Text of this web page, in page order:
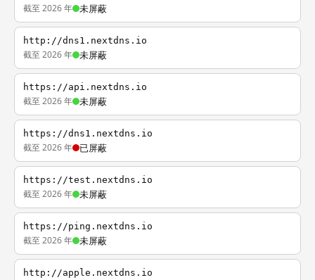
截至 2026 年 未屏蔽
http://dns1.nextdns.io
截至 2026 年 未屏蔽
https://api.nextdns.io
截至 2026 年 未屏蔽
https://dns1.nextdns.io
截至 2026 年 已屏蔽
https://test.nextdns.io
截至 2026 年 未屏蔽
https://ping.nextdns.io
截至 2026 年 未屏蔽
http://apple.nextdns.io